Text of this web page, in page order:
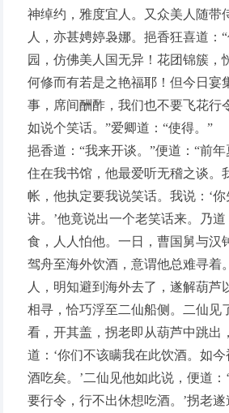
神绰约，雅度宜人。又众美人随带
人，亦甚娉婷袅娜。挹香狂喜道：
园，仿佛美人国无异！花团锦簇，
何修而有若是之艳福耶！但今日宴
事，席间酬酢，我们也不要飞花行
如说个笑话。”爱卿道：“使得。”
挹香道：“我来开谈。”便道：“前
住在我书馆，他最爱听无稽之谈。
帐，他执定要我说笑话。我说：‘
讲。’他竟说出一个老笑话来。乃
食，人人怕他。一日，曹国舅与汉
驾舟至海外饮酒，意谓他总难寻着
人，明知避到海外去了，遂解葫芦
相寻，恰巧浮至二仙船侧。二仙见
看，开其盖，拐老即从葫芦中跳出
道：‘你们不该瞒我在此饮酒。如
酒吃矣。’二仙见他如此说，便道
要行令，行不出休想吃酒。’拐老